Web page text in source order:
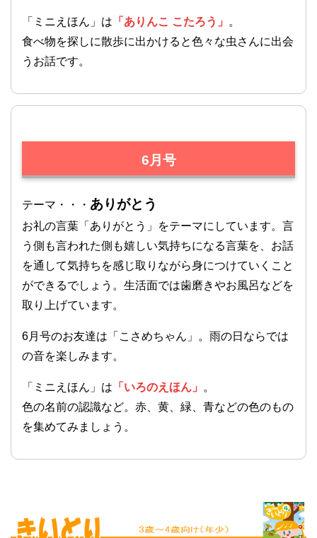
「ミニえほん」は 「ありんこ こたろう」
。
食べ物を探しに散歩に出かけると色々な虫さんに出会
うお話です。
6月号
テーマ・・・ ありがとう
お礼の言葉「ありがとう」をテーマにしています。言
う側も言われた側も嬉しい気持ちになる言葉を、お話
を通して気持ちを感じ取りながら身につけていくこと
ができるでしょう。生活面では歯磨きやお風呂などを
取り上げています。
6月号のお友達は「こさめちゃん」。雨の日ならでは
の音を楽しみます。
「ミニえほん」は 「いろのえほん」
。
色の名前の認識など。赤、黄、緑、青などの色のもの
を集めてみましょう。